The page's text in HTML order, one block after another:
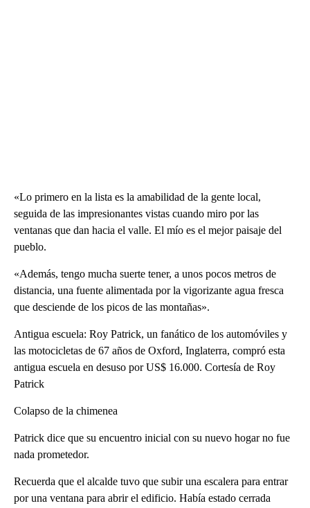
«Lo primero en la lista es la amabilidad de la gente local,
seguida de las impresionantes vistas cuando miro por las
ventanas que dan hacia el valle. El mío es el mejor paisaje del
pueblo.
«Además, tengo mucha suerte tener, a unos pocos metros de
distancia, una fuente alimentada por la vigorizante agua fresca
que desciende de los picos de las montañas».
Antigua escuela: Roy Patrick, un fanático de los automóviles y
las motocicletas de 67 años de Oxford, Inglaterra, compró esta
antigua escuela en desuso por US$ 16.000. Cortesía de Roy
Patrick
Colapso de la chimenea
Patrick dice que su encuentro inicial con su nuevo hogar no fue
nada prometedor.
Recuerda que el alcalde tuvo que subir una escalera para entrar
por una ventana para abrir el edificio. Había estado cerrada